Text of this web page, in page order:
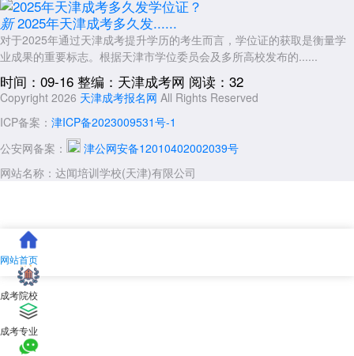
新 2025年天津成考多久发......
对于2025年通过天津成考提升学历的考生而言，学位证的获取是衡量学
业成果的重要标志。根据天津市学位委员会及多所高校发布的......
时间：09-16 整编：天津成考网 阅读：32
Copyright 2026 天津成考报名网 All Rights Reserved
ICP备案： 津ICP备2023009531号-1
公安网备案：
津公网安备12010402002039号
网站名称：达闻培训学校(天津)有限公司
网站首页
成考院校
成考专业